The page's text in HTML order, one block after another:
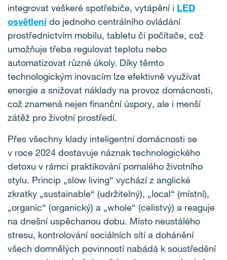
integrovat veškeré spotřebiče, vytápění i LED
osvětlenído jednoho centrálního ovládání
prostřednictvím mobilu, tabletu či počítače, což
umožňuje třeba regulovat teplotu nebo
automatizovat různé úkoly. Díky těmto
technologickým inovacím lze efektivně využívat
energie a snižovat náklady na provoz domácnosti,
což znamená nejen finanční úspory, ale i menší
zátěž pro životní prostředí.
Přes všechny klady inteligentní domácnosti se
v roce 2024 dostavuje náznak technologického
detoxu v rámci praktikování pomalého životního
stylu. Princip „slow living“ vychází z anglické
zkratky „sustainable“ (udržitelný), „local“ (místní),
„organic“ (organický) a „whole“ (celistvý) a reaguje
na dnešní uspěchanou dobu. Místo neustálého
stresu, kontrolování sociálních sítí a dohánění
všech domnělých povinností nabádá k soustředění